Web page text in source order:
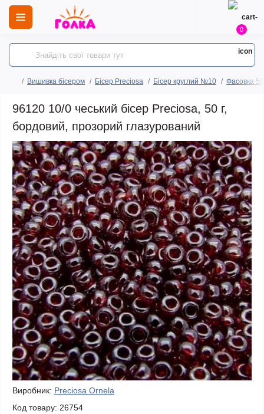
0
Вишивка бісером Бісер Preciosa Бісер круглий №10 Фасовка
96120 10/0 чеський бісер Preciosa, 50 г,
бордовий, прозорий глазурований
Виробник: Preciosa Ornela
Код товару: 26754